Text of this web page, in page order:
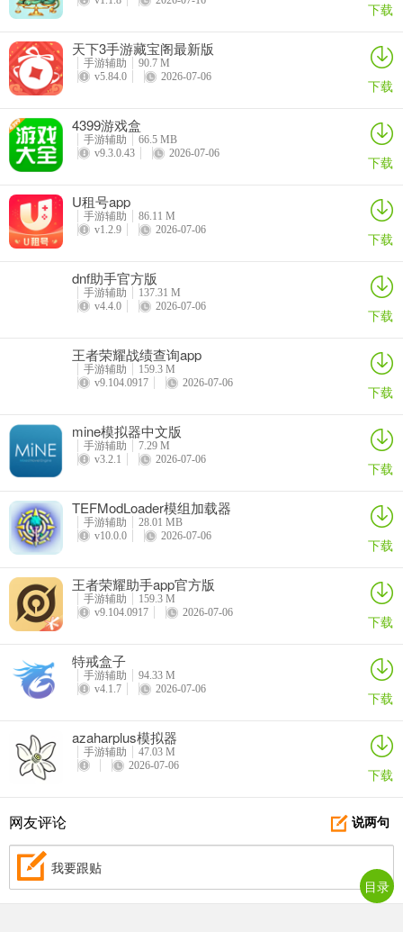
2、超值福利轻松获取，游戏礼包一键领取。
3、热门新游实时更新，随时随地畅享乐趣。
4、游戏攻略经验分享，助你快速提升技巧。
5、持续优化服务品质，满足玩家各类需求。
更新日志
v2.0.9.260423版本
1、功能优化
下载
天下3手游藏宝阁最新版
手游辅助
90.7 M
v5.84.0
2026-07-06 下载
4399游戏盒
手游辅助
66.5 MB
v9.3.0.43
2026-07-06 下载
U租号app
手游辅助
86.11 M
v1.2.9
2026-07-06 下载
dnf助手官方版
手游辅助
137.31 M
v4.4.0
2026-07-06 下载
王者荣耀战绩查询app
手游辅助
159.3 M
v9.104.0917
2026-07-06 下载
mine模拟器中文版
手游辅助
7.29 M
v3.2.1
2026-07-06 下载
TEFModLoader模组加载器
手游辅助
28.01 MB
v10.0.0
2026-07-06 下载
王者荣耀助手app官方版
手游辅助
159.3 M
v9.104.0917
2026-07-06 下载
特戒盒子
手游辅助
94.33 M
v4.1.7
2026-07-06 下载
azaharplus模拟器
手游辅助
47.03 M
2026-07-06
下载
说两句
网友评论
我要跟贴
目录